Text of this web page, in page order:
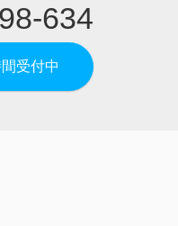
634
受付中